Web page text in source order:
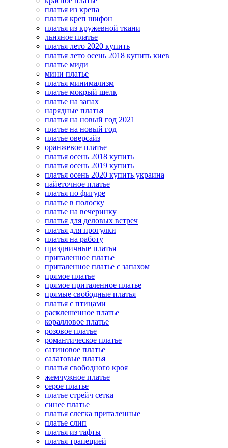
платья из крепа
платья креп шифон
платья из кружевной ткани
льняное платье
платья лето 2020 купить
платья лето осень 2018 купить киев
платье миди
мини платье
платья минимализм
платье мокрый шелк
платье на запах
нарядные платья
платья на новый год 2021
платье на новый год
платье оверсайз
оранжевое платье
платья осень 2018 купить
платья осень 2019 купить
платья осень 2020 купить украина
пайеточное платье
платья по фигуре
платье в полоску
платье на вечеринку
платья для деловых встреч
платья для прогулки
платья на работу
праздничные платья
приталенное платье
приталенное платье с запахом
прямое платье
прямое приталенное платье
прямые свободные платья
платья с птицами
расклешенное платье
коралловое платье
розовое платье
романтическое платье
сатиновое платье
салатовые платья
платья свободного кроя
жемчужное платье
серое платье
платье стрейч сетка
синее платье
платья слегка приталенные
платье слип
платья из тафты
платья трапецией